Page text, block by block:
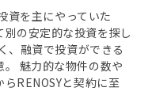
資を主にやっていた
の安定的な投資を探し
、融資で投資ができる
魅力的な物件の数や
RENOSYと契約に至